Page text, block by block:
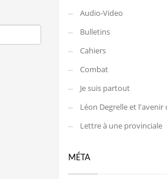
Audio-Video
Bulletins
Cahiers
Combat
Je suis partout
Léon Degrelle et l'avenir
Lettre à une provinciale
MÉTA